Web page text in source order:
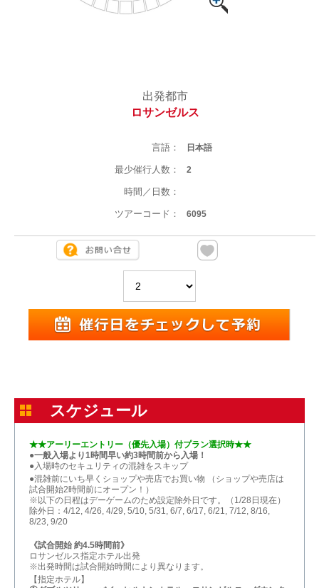
出発都市
ロサンゼルス
言語： 日本語
最少催行人数： 2
時間／日数：
ツアーコード： 6095
スケジュール
★★アーリーエントリー（優先入場）付プラン選択時★★
●一般入場より1時間早い約3時間前から入場！
●入場時のセキュリティの混雑をスキップ​
●混雑前にいち早くショップや売店でお買い物​ （ショップや売店は
試合開始2時間前にオープン！）
※以下の日程はデーゲームのため設定除外日です。（1/28日現在）
除外日：4/12, 4/26, 4/29, 5/10, 5/31, 6/7, 6/17, 6/21, 7/12, 8/16,
8/23, 9/20
《試合開始 約4.5時間前》
ロサンゼルス指定ホテル出発
※出発時間は試合開始時間により異なります。
【指定ホテル】